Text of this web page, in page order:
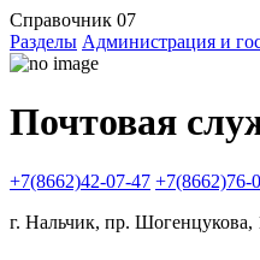
Справочник 07
Разделы Администрация и
Почтовая
+7(8662)42-07-47 +7(8662)76-
г. Нальчик, пр. Шогенцукова,